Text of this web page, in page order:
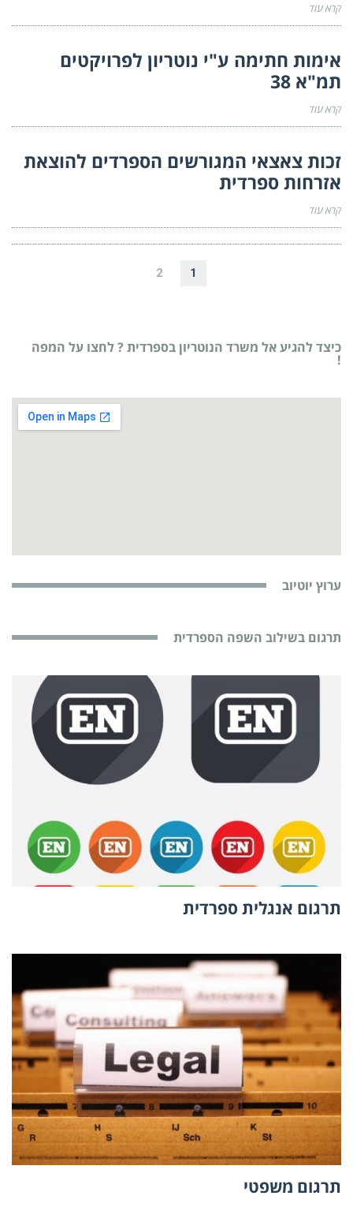
קרא עוד
אימות חתימה ע"י נוטריון לפרויקטים
תמ"א 38
קרא עוד
זכות צאצאי המגורשים הספרדים להוצאת
אזרחות ספרדית
קרא עוד
1
2
כיצד להגיע אל משרד הנוטריון בספרדית ? לחצו על המפה
!
ערוץ יוטיוב
תרגום בשילוב השפה הספרדית
תרגום אנגלית ספרדית
תרגום משפטי